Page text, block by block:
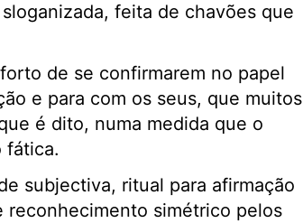
feita de chavões que
de se confirmarem no papel
e para com os seus, que muitos
é dito, numa medida que o
fática.
subjectiva, ritual para afirmação
reconhecimento simétrico pelos